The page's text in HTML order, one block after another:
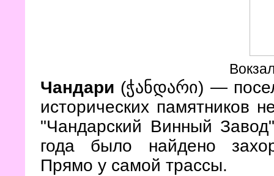
Чандари (ჭანდარი) —
исторических памятников
"Чандарский Винный
года было найдено
Прямо у самой трассы.